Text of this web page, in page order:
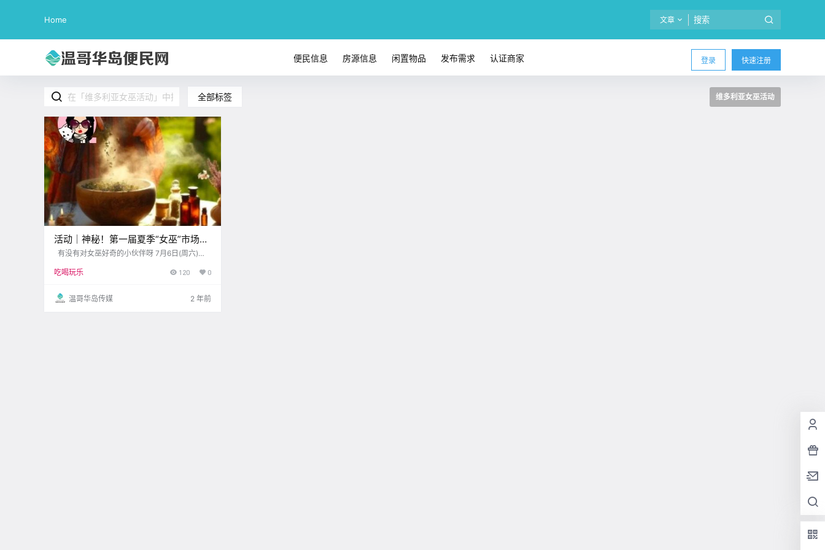
Home 文章
登录 快速注册
便民信息 房源信息 闲置物品 发布需求 认证商家
全部标签 维多利亚女巫活动
活动｜神秘！第一届夏季“女巫”市场来
临！喜欢玄学的快过来～
区大厅有一个神奇的活动哦 第一届夏季女巫市
说：还.
吃喝玩乐 120 0
温哥华岛传媒 2 年前